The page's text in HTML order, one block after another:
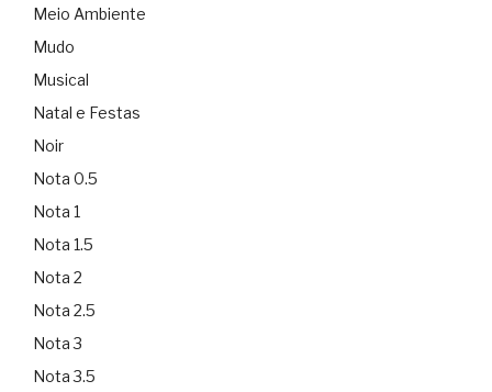
Meio Ambiente
Mudo
Musical
Natal e Festas
Noir
Nota 0.5
Nota 1
Nota 1.5
Nota 2
Nota 2.5
Nota 3
Nota 3.5